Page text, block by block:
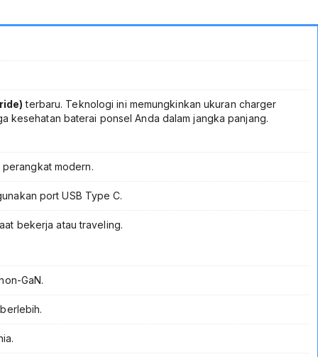
terbaru. Teknologi ini memungkinkan ukuran charger
kesehatan baterai ponsel Anda dalam jangka panjang.
modern.
port USB Type C.
bekerja atau traveling.
GaN.